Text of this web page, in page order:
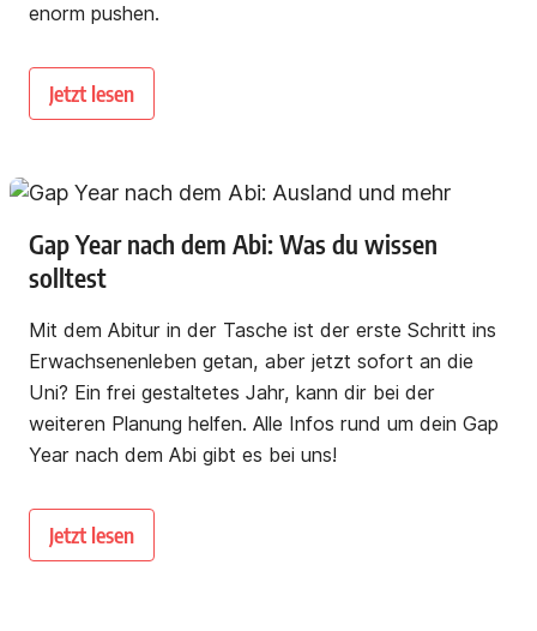
enorm pushen.
Jetzt lesen
Gap Year nach dem Abi: Was du wissen
solltest
Mit dem Abitur in der Tasche ist der erste Schritt ins
Erwachsenenleben getan, aber jetzt sofort an die
Uni? Ein frei gestaltetes Jahr, kann dir bei der
weiteren Planung helfen. Alle Infos rund um dein Gap
Year nach dem Abi gibt es bei uns!
Jetzt lesen